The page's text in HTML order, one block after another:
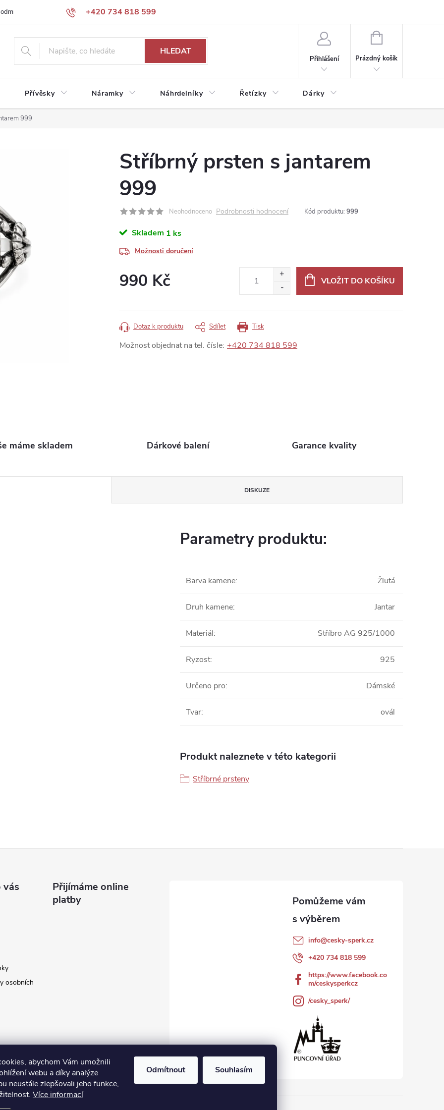
abychom Vám umožnili
webu a díky analýze
neustále zlepšovali jeho funkce,
Více informací
Odmítnout Souhlasím
+420 734 818 599
Podmínky ochrany osobních údajů
HLEDAT
Přihlášení
NÁKUPNÍ
Prázdný košík
Přívěsky Náramky Náhrdelníky Řetízky Dárky
999
Stříbrný prsten s jantarem
999
Neohodnoceno Podrobnosti hodnocení Kód produktu: 999
Skladem 1 ks
Možnosti doručení
990 Kč VLOŽIT DO KOŠÍKU
Tisk
Dotaz k produktu Sdílet
Možnost objednat na tel. čísle: +420 734 818 599
máme skladem Dárkové balení Garance kvality
DISKUZE
Parametry produktu:
Barva kamene: Žlutá
Druh kamene: Jantar
Materiál: Stříbro AG 925/1000
Ryzost: 925
Určeno pro: Dámské
Tvar: ovál
Produkt naleznete v této kategorii
Stříbrné prsteny
vás
osobních
Přijímáme online
platby
info@cesky-sperk.cz
+420 734 818 599
https://www.facebook.co
m/ceskysperkcz
/cesky_sperk/